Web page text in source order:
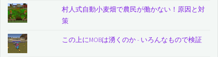
村人式自動小麦畑で農民が働かない！原因と対
策
この上にMOBは湧くのか - いろんなもので検証